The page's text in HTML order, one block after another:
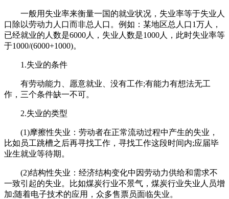
一般用失业率来衡量一国的就业状况，失业率等于失业人
口除以劳动力人口而非总人口。例如：某地区总人口1万人，
已经就业的人数是6000人，失业人数是1000人，此时失业率等
于1000/(6000+1000)。
1.失业的条件
有劳动能力、愿意就业、没有工作;有能力有想法无工
作，三个条件缺一不可。
2.失业的类型
(1)摩擦性失业：劳动者在正常流动过程中产生的失业，
比如员工跳槽之后再寻找工作，寻找工作这段时间内;应届毕
业生就业等待期。
(2)结构性失业：经济结构变化中因劳动力供给和需求不
一致引起的失业。比如煤炭行业不景气，煤炭行业失业人员增
加;随着电子技术的应用，众多售票员面临失业。